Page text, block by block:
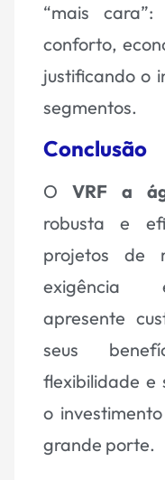
“mais
conforto,
justificando o
segmentos.
Conclusão
O VRF a
robusta e
projetos de
exigência
apresente
seus
flexibilidade e
o
grande porte.